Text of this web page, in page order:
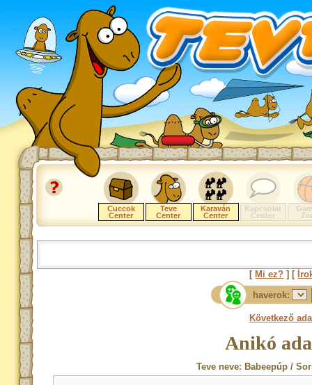
Cuccok
Center
Teve
Center
Karaván
Center
Kapcsolat
Center
[ Mi ez? ] [
haverok:
Következő
Anikó
Teve neve: Babeepúp /